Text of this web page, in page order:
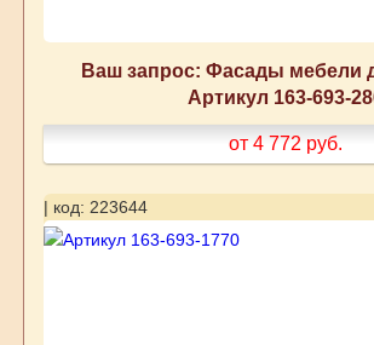
Ваш запрос: Фасады мебели
Артикул 163-693-
от 4 772 руб.
| код: 223644